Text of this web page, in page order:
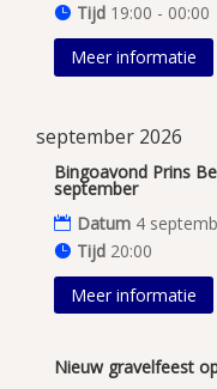
Tijd 19:00 - 00:00
Meer informatie
september 2026
Bingoavond Prins
september
Datum 4
Tijd 20:00
Meer informatie
Nieuw gravelfeest